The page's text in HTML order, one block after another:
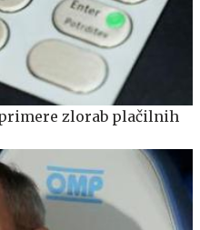
zlorab plačilnih